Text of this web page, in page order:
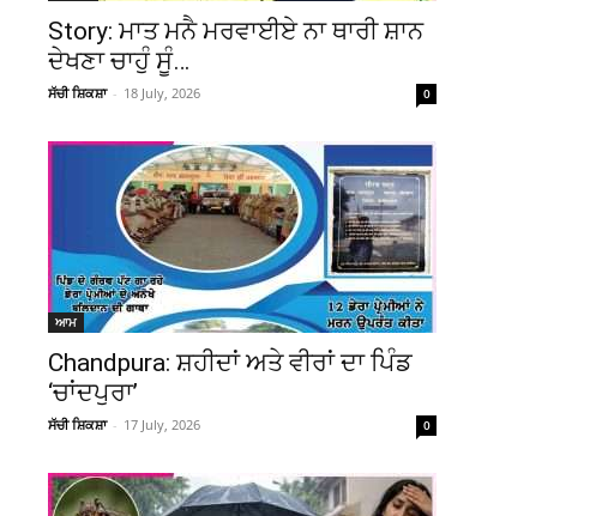
Story: ਮਾਤ ਮਨੈ ਮਰਵਾਈਏ ਨਾ ਥਾਰੀ ਸ਼ਾਨ
ਦੇਖਣਾ ਚਾਹੁੰ ਸੂੰ…
ਸੱਚੀ ਸ਼ਿਕਸ਼ਾ - 18 July, 2026 0
ਆਮ
Chandpura: ਸ਼ਹੀਦਾਂ ਅਤੇ ਵੀਰਾਂ ਦਾ ਪਿੰਡ
‘ਚਾਂਦਪੁਰਾ’
ਸੱਚੀ ਸ਼ਿਕਸ਼ਾ - 17 July, 2026 0